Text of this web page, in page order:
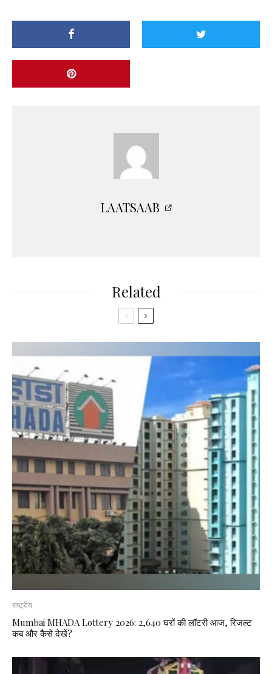
LAATSAAB
Related
राष्ट्रीय
Mumbai MHADA Lottery 2026: 2,640 घरों की लॉटरी आज, रिजल्ट
कब और कैसे देखें?